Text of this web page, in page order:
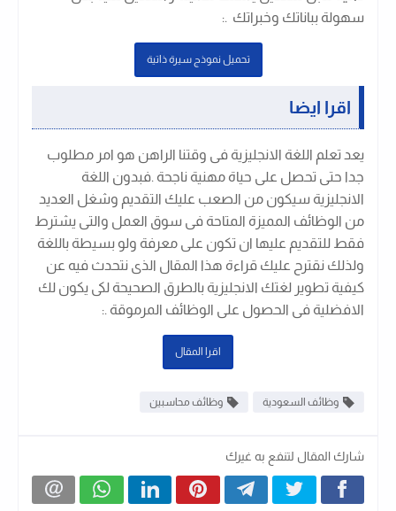
سهولة بباناتك وخبراتك .:
تحميل نموذج سيرة ذاتية
اقرا ايضا
يعد تعلم اللغة الانجليزية فى وقتنا الراهن هو امر مطلوب
جدا حتى تحصل على حياة مهنية ناجحة .فبدون اللغة
الانجليزية سيكون من الصعب عليك التقديم وشغل العديد
من الوظائف المميزة المتاحة فى سوق العمل والتى يشترط
فقط للتقديم عليها ان تكون على معرفة ولو بسيطة باللغة
ولذلك نقترح عليك قراءة هذا المقال الذى نتحدث فيه عن
كيفية تطوير لغتك الانجليزية بالطرق الصحيحة لكى يكون لك
الافضلية فى الحصول على الوظائف المرموقة .:
اقرا المقال
وظائف السعودية وظائف محاسبين
شارك المقال لتنفع به غيرك